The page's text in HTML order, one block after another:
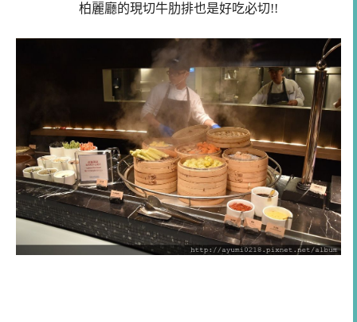
柏麗廳的現切牛肋排也是好吃必切!!